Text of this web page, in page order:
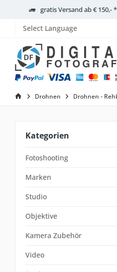
gratis Versand ab € 150,- *
Powered by
Drohnen Drohnen -
Kategorien
Fotoshooting
Marken
Studio
Objektive
Kamera Zubehör
Video